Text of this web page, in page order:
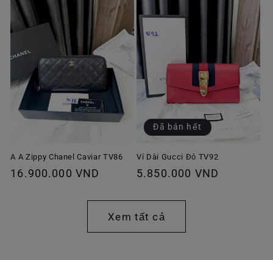
A A Zippy Chanel Caviar TV86
Giá
16.900.000 VND
Đã bán hết
Ví Dài Gucci Đỏ TV92
Giá
thường
5.850.000 VND
Xem tất cả